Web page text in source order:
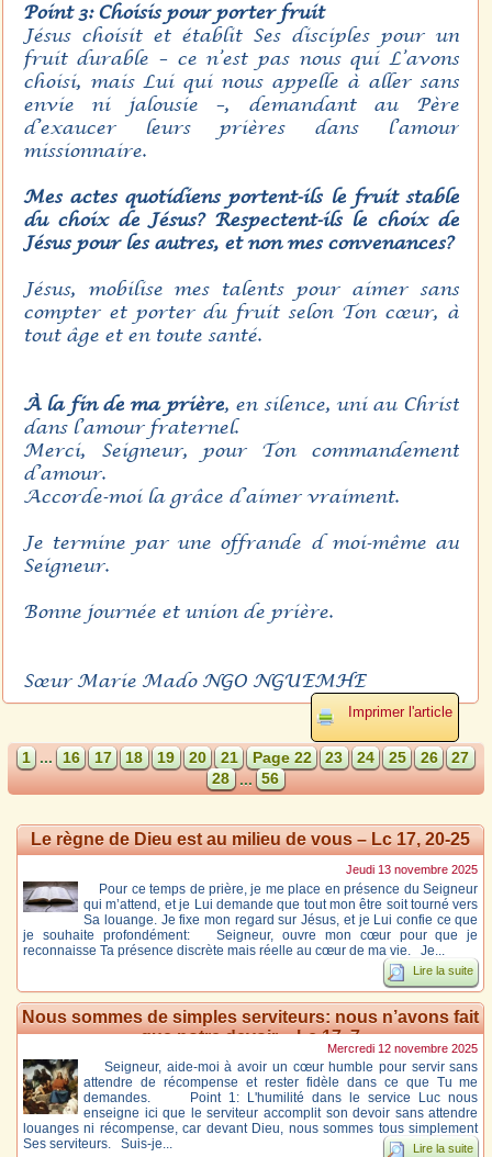
Point 3: Choisis pour porter fruit
Jésus choisit et établit Ses disciples pour un
fruit durable – ce n’est pas nous qui L’avons
choisi, mais Lui qui nous appelle à aller sans
envie ni jalousie –, demandant au Père
d’exaucer leurs prières dans l’amour
missionnaire.
Mes actes quotidiens portent-ils le fruit stable
du choix de Jésus? Respectent-ils le choix de
Jésus pour les autres, et non mes convenances?
Jésus, mobilise mes talents pour aimer sans
compter et porter du fruit selon Ton cœur, à
tout âge et en toute santé.
À la fin de ma prière, en silence, uni au Christ
dans l’amour fraternel.
Merci, Seigneur, pour Ton commandement
d’amour.
Accorde-moi la grâce d’aimer vraiment.
Je termine par une offrande d moi-même au
Seigneur.
Bonne journée et union de prière.
Sœur Marie Mado NGO NGUEMHE
Imprimer l'article
1 ... 16 17 18 19 20 21 Page 22 23 24 25 26
27
28 ... 56
Le règne de Dieu est au milieu de vous – Lc 17, 20-25
Jeudi 13 novembre 2025
Pour ce temps de prière, je me place en présence du Seigneur
qui m’attend, et je Lui demande que tout mon être soit tourné vers
Sa louange. Je fixe mon regard sur Jésus, et je Lui confie ce que
je souhaite profondément: Seigneur, ouvre mon cœur pour que je
reconnaisse Ta présence discrète mais réelle au cœur de ma vie. Je...
Lire la suite
Nous sommes de simples serviteurs: nous n’avons fait
que notre devoir – Lc 17, 7
Mercredi 12 novembre 2025
Seigneur, aide-moi à avoir un cœur humble pour servir sans
attendre de récompense et rester fidèle dans ce que Tu me
demandes. Point 1: L'humilité dans le service Luc nous
enseigne ici que le serviteur accomplit son devoir sans attendre
louanges ni récompense, car devant Dieu, nous sommes tous simplement
Ses serviteurs. Suis-je...
Lire la suite